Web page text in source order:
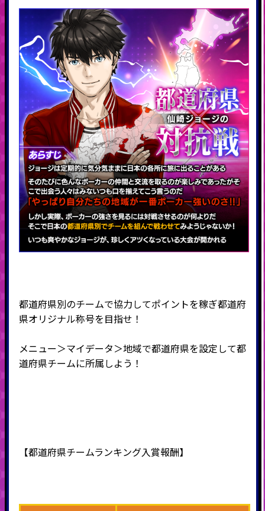
都道府県別のチームで協力してポイントを稼ぎ都道府
県オリジナル称号を目指せ！
メニュー＞マイデータ＞地域で都道府県を設定して都
道府県チームに所属しよう！
【都道府県チームランキング入賞報酬】